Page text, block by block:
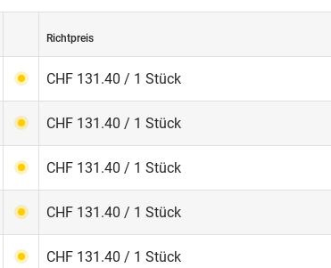
Richtpreis
CHF 131.40 / 1 Stück
CHF 131.40 / 1 Stück
CHF 131.40 / 1 Stück
CHF 131.40 / 1 Stück
CHF 131.40 / 1 Stück